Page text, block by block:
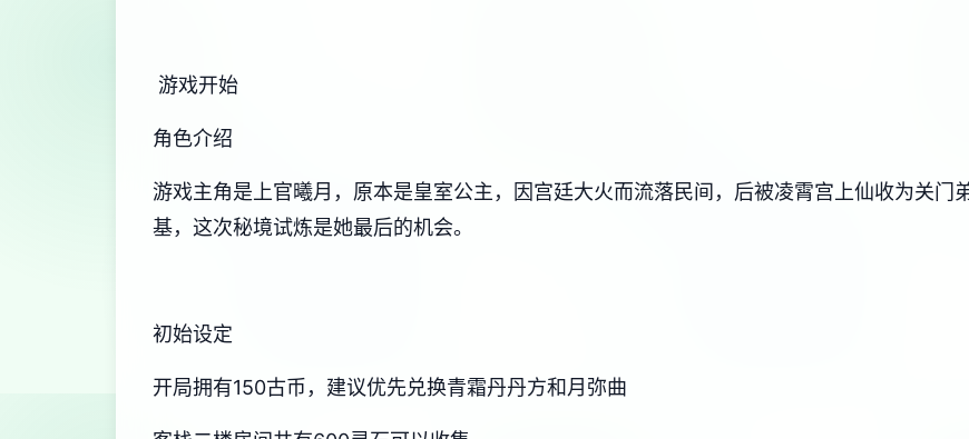
游戏开始
角色介绍
游戏主角是上官曦月，原本是皇室公主，因宫廷大火而流落民间，后被凌霄宫上仙收为关门
基，这次秘境试炼是她最后的机会。
初始设定
开局拥有150古币，建议优先兑换青霜丹丹方和月弥曲